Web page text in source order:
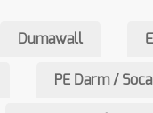
Dumawall
PE Darm /